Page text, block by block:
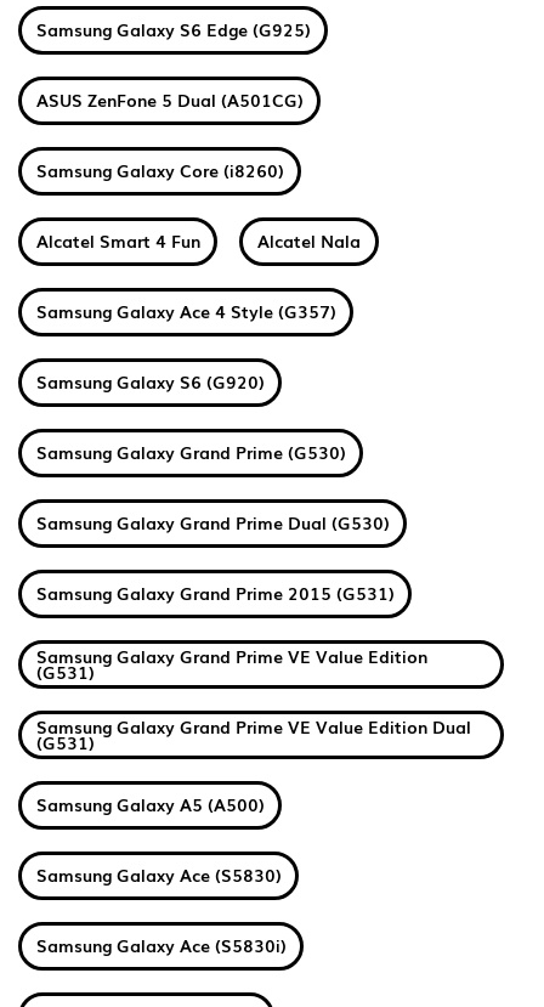
Samsung Galaxy S6 Edge (G925)
ASUS ZenFone 5 Dual (A501CG)
Samsung Galaxy Core (i8260)
Alcatel Smart 4 Fun Alcatel Nala
Samsung Galaxy Ace 4 Style (G357)
Samsung Galaxy S6 (G920)
Samsung Galaxy Grand Prime (G530)
Samsung Galaxy Grand Prime Dual (G530)
Samsung Galaxy Grand Prime 2015 (G531)
Samsung Galaxy Grand Prime VE Value Edition
(G531)
Samsung Galaxy Grand Prime VE Value Edition Dual
(G531)
Samsung Galaxy A5 (A500)
Samsung Galaxy Ace (S5830)
Samsung Galaxy Ace (S5830i)